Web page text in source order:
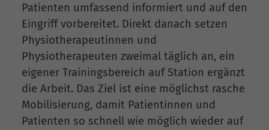
Patienten umfassend informiert und auf den
Eingriff vorbereitet. Direkt danach setzen
Physiotherapeutinnen und
Physiotherapeuten zweimal täglich an, ein
eigener Trainingsbereich auf Station ergänzt
die Arbeit. Das Ziel ist eine möglichst rasche
Mobilisierung, damit Patientinnen und
Patienten so schnell wie möglich wieder auf